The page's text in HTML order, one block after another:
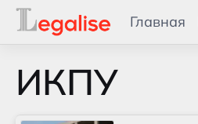
Главная
ИКПУ